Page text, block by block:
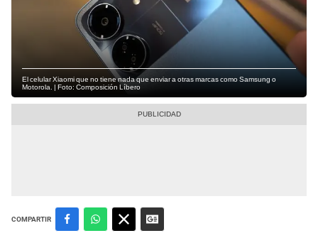
El celular Xiaomi que no tiene nada que enviar a otras marcas como Samsung o
Motorola. | Foto: Composición Líbero
COMPARTIR